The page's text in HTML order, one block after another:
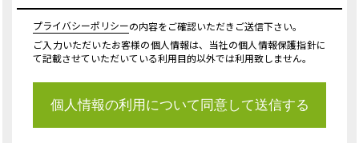
プライバシーポリシーの内容をご確認いただきご送信下さい。
ご入力いただいたお客様の個人情報は、当社の個人情報保護指針に
て記載させていただいている利用目的以外では利用致しません。